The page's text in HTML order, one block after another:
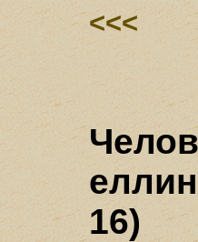
<<<
16)